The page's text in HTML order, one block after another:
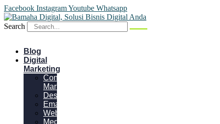
Facebook InstagramYoutube Whatsapp
Search
Blog
Digital
Marketing
Content
Marketing
Desain
Email
Website
Media